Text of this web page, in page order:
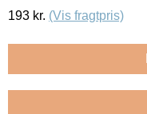
193 kr. (Vis fragtpris)